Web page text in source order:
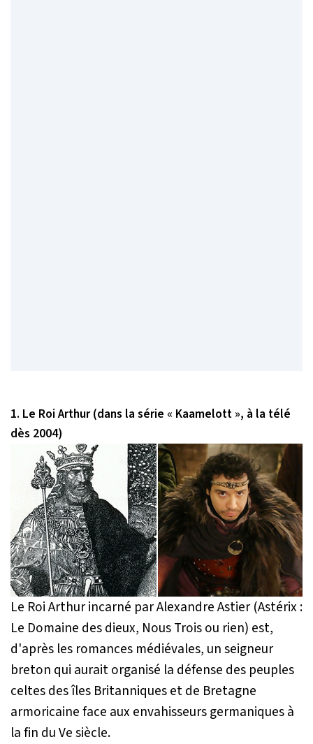
1. Le Roi Arthur (dans la série « Kaamelott », à la télé
dès 2004)
Le Roi Arthur incarné par Alexandre Astier (Astérix :
Le Domaine des dieux, Nous Trois ou rien) est,
d'après les romances médiévales, un seigneur
breton qui aurait organisé la défense des peuples
celtes des îles Britanniques et de Bretagne
armoricaine face aux envahisseurs germaniques à
la fin du Ve siècle.